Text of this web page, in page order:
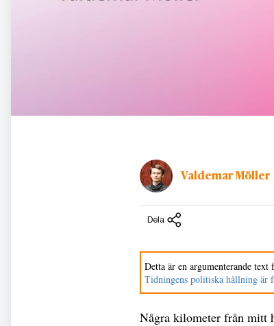
Valdemar Möller
Dela
Detta är en argumenterande
Tidningens politiska hållning är
Några kilometer från mitt